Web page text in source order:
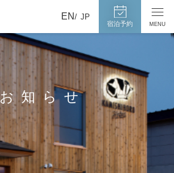
メ
ニ
MENU
宿
泊
予
ー
ジ
へ
宿泊予約
EN JP
お知らせ